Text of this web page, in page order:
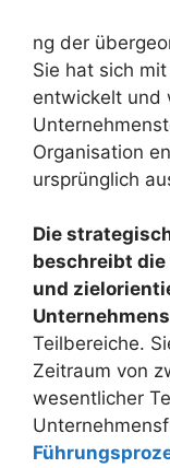
ng der
Sie hat sich
entwickelt und
Organisation
ursprünglich
Die
beschreibt
und
Unternehmens
Teilbereiche.
Zeitraum von
wesentlicher